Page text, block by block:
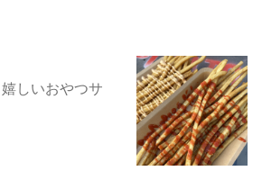
しいおやつサ